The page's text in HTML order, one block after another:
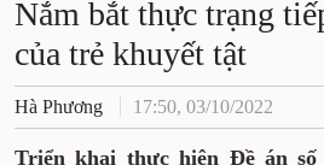
Nắm bắt thực trạng
của trẻ khuyết tật
Hà Phương 17:50, 03/10/2022
Triển khai thực hiện Đề án số